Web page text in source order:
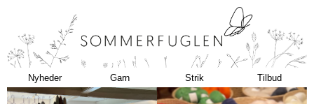
Nyheder Garn Strik Tilbud